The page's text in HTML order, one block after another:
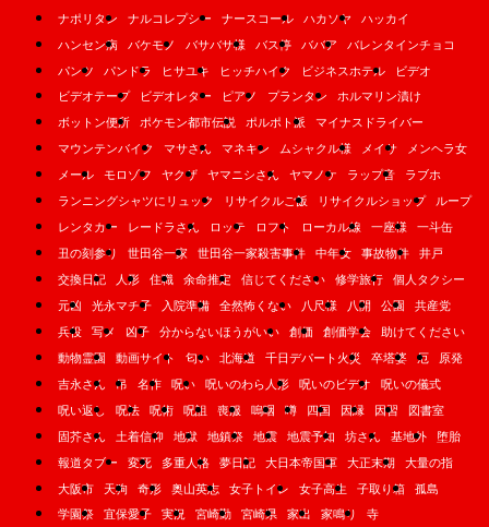
ナポリタン
ナルコレプシー ナースコール ハカソヤ
ハッカイ
ハンセン病
バケモノ バサバサ様 バス停 ババア
バレンタインチョコ
パンツ
パンドラ ヒサユキ ヒッチハイク ビジネスホテル
ビデオ
ビデオテープ
ビデオレター ピアノ プランタン
ホルマリン漬け
ボットン便所
ポケモン都市伝説 ポルポト派
マイナスドライバー
マウンテンバイク
マサさん マネキン ムシャクル様 メイサ
メンヘラ女
メール
モロゾフ ヤクザ ヤマニシさん ヤマノケ ラップ音
ラブホ
ランニングシャツにリュック
リサイクルご飯 リサイクルショップ
ループ
レンタカー
レードラさん ロッテ ロフト ローカル線 一座様
一斗缶
丑の刻参り
世田谷一家 世田谷一家殺害事件 中年女 事故物件
井戸
交換日記
人形 住職 余命推定 信じてください 修学旅行
個人タクシー
元凶
光永マチ子 入院準備 全然怖くない 八尺様 八開 公園
共産党
兵役
写メ 凶子 分からないほうがいい 創価 創価学会
助けてください
動物霊園
動画サイト 匂い 北海道 千日デパート火災 卒塔婆 厄
原発
吉永さん
吊 名作 呪い 呪いのわら人形 呪いのビデオ
呪いの儀式
呪い返し
呪法 呪術 呪詛 喪服 嗚咽 噂 四国 因縁 因習
図書室
固芥さん
土着信仰 地獄 地鎮祭 地震 地震予知 坊さん 基地外
堕胎
報道タブー
変死 多重人格 夢日記 大日本帝国軍 大正末期
大量の指
大阪市
天狗 奇形 奥山英志 女子トイレ 女子高生 子取り箱
孤島
学園祭
宜保愛子 実況 宮崎勤 宮崎県 家出 家鳴り
寺